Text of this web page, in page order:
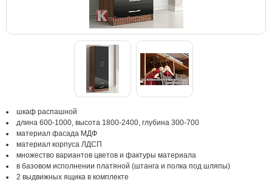
шкаф распашной
длина 600-1000, высота 1800-2400, глубина 300-700
материал фасада МДФ
материал корпуса ЛДСП
множество вариантов цветов и фактуры материала
в базовом исполнении платяной (штанга и полка под шляпы)
2 выдвижных ящика в комплекте